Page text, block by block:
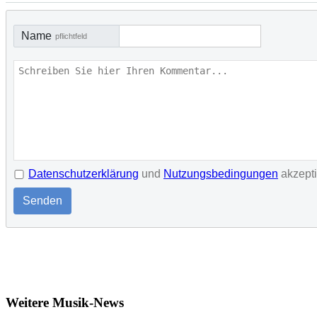
Name pflichtfeld
Datenschutzerklärung und Nutzungsbedingungen
Senden
Weitere Musik-News